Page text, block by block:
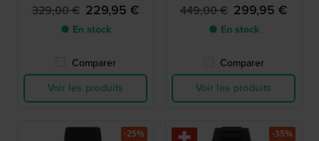
329,00 € 229,95 €
● En stock
Comparer
Voir les produits
449,00 € 299,95 €
● En stock
Comparer
Voir les produits
-25% -35%